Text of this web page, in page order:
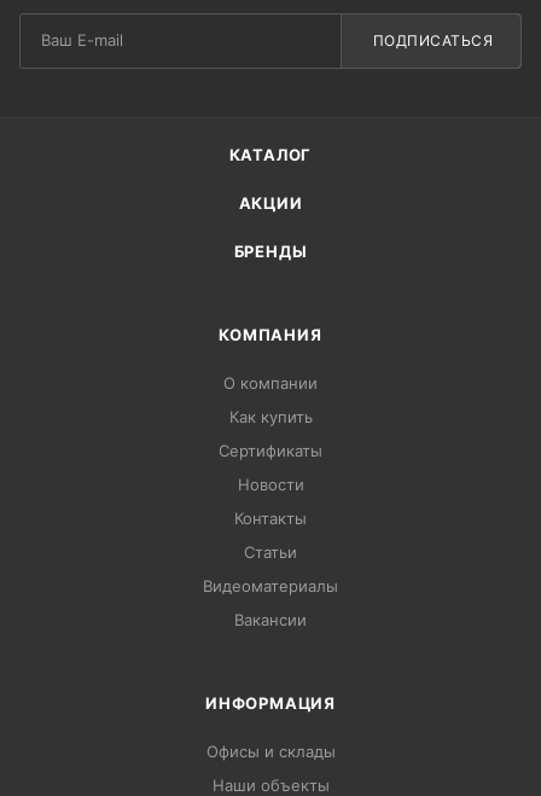
ПОДПИСАТЬСЯ
КАТАЛОГ
АКЦИИ
БРЕНДЫ
КОМПАНИЯ
О компании
Как купить
Сертификаты
Новости
Контакты
Статьи
Видеоматериалы
Вакансии
ИНФОРМАЦИЯ
Офисы и склады
Наши объекты